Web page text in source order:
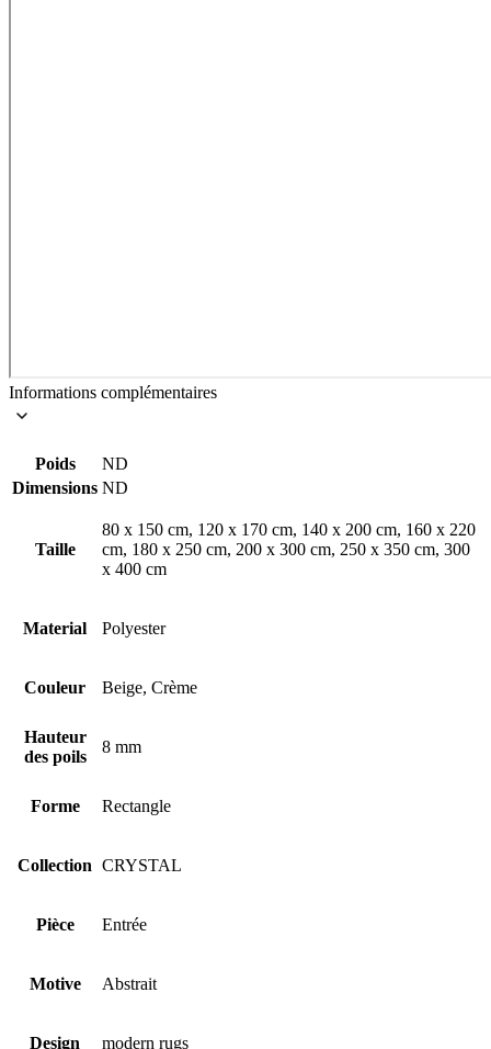
Informations complémentaires
Poids
ND
Dimensions ND
Taille
80 x 150 cm, 120 x 170 cm, 140 x 200 cm, 160 x 220
cm, 180 x 250 cm, 200 x 300 cm, 250 x 350 cm, 300
x 400 cm
Material Polyester
Couleur Beige, Crème
Hauteur
des poils
8 mm
Forme Rectangle
Collection CRYSTAL
Pièce Entrée
Motive Abstrait
Design modern rugs